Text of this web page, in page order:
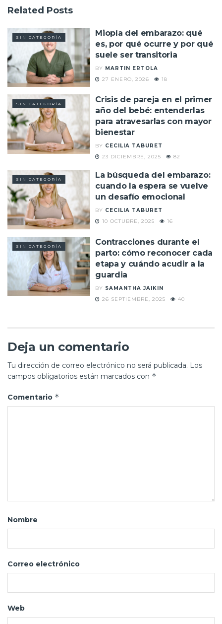
Related Posts
SIN CATEGORÍA
Miopía del embarazo: qué
es, por qué ocurre y por qué
suele ser transitoria
BY MARTIN ERTOLA
27 ENERO, 2026
18
SIN CATEGORÍA
Crisis de pareja en el primer
año del bebé: entenderlas
para atravesarlas con mayor
bienestar
BY CECILIA TABURET
23 DICIEMBRE, 2025
82
SIN CATEGORÍA
La búsqueda del embarazo:
cuando la espera se vuelve
un desafío emocional
BY CECILIA TABURET
10 OCTUBRE, 2025
16
SIN CATEGORÍA
Contracciones durante el
parto: cómo reconocer cada
etapa y cuándo acudir a la
guardia
BY SAMANTHA JAIKIN
26 SEPTIEMBRE, 2025
40
Deja un comentario
Tu dirección de correo electrónico no será publicada. Los
campos obligatorios están marcados con *
Comentario *
Nombre
Correo electrónico
Web